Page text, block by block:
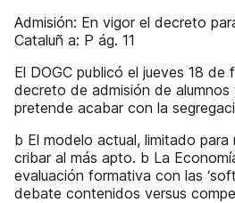
Admisión: En vigor el decreto
Cataluñ a: P ág. 11
El DOGC publicó el jueves 18 de
decreto de admisión de alumnos
pretende acabar con la
b El modelo actual, limitado para
cribar al más apto. b La
evaluación formativa con las
debate contenidos versus